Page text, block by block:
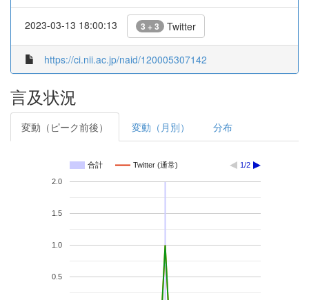
2023-03-13 18:00:13 3 + 3 Twitter
https://ci.nii.ac.jp/naid/120005307142
言及状況
変動（ピーク前後） 変動（月別） 分布
合計 Twitter (通常) 1/2
0.5
1.0
1.5
2.0